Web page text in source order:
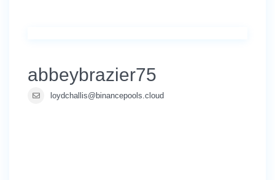
abbeybrazier75
loydchallis@binancepools.cloud